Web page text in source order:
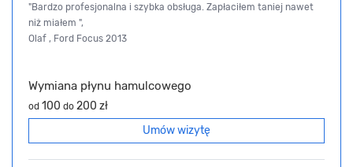
"Bardzo profesjonalna i szybka obsługa. Zapłaciłem taniej nawet
niż miałem ",
Olaf , Ford Focus 2013
Wymiana płynu hamulcowego
od 100 do 200 zł
Umów wizytę